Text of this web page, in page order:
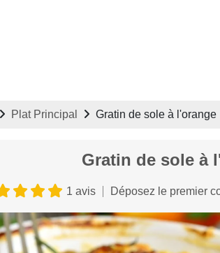
Plat Principal Gratin de sole à l'orange
Gratin de sole à
1 avis Déposez le premier